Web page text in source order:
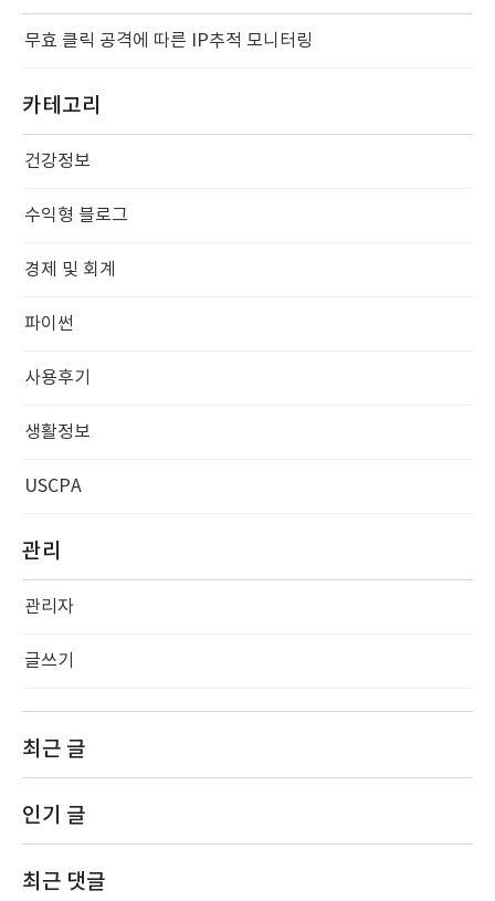
무효 클릭 공격에 따른 IP추적 모니터링
카테고리
건강정보
수익형 블로그
경제 및 회계
파이썬
사용후기
생활정보
USCPA
관리
관리자
글쓰기
최근 글
인기 글
최근 댓글